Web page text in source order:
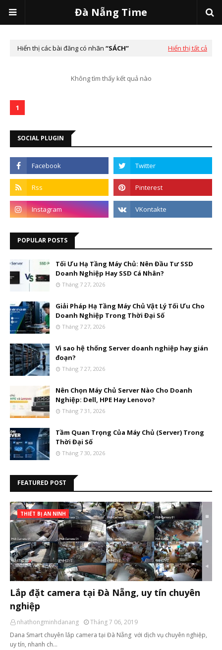
Đà Nẵng Time
Hiển thị các bài đăng có nhãn SÁCH Hiển thị tất cả
Không tìm thấy kết quả nào
1
SOCIAL PLUGIN
POPULAR POSTS
Tối Ưu Hạ Tầng Máy Chủ: Nên Đầu Tư SSD
Doanh Nghiệp Hay SSD Cá Nhân?
Tháng 7 27, 2026
Giải Pháp Hạ Tầng Máy Chủ Vật Lý Tối Ưu Cho
Doanh Nghiệp Trong Thời Đại Số
Tháng 7 27, 2026
Vì sao hệ thống Server doanh nghiệp hay gián
đoạn?
Tháng 7 27, 2026
Nên Chọn Máy Chủ Server Nào Cho Doanh
Nghiệp: Dell, HPE Hay Lenovo?
Tháng 7 31, 2026
Tầm Quan Trọng Của Máy Chủ (Server) Trong
Thời Đại Số
Tháng 7 30, 2026
FEATURED POST
THIẾT BỊ AN NINH
Lắp đặt camera tại Đà Nẵng, uy tín chuyên
nghiệp
nhathongminhdanang
Tháng 7 06, 2019
Dana Smart chuyên lắp camera tại Đà Nẵng với dịch vụ chuyên nghiệp,
uy tín, nhanh ch…